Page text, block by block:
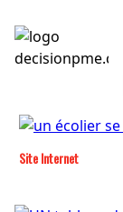
Site Internet